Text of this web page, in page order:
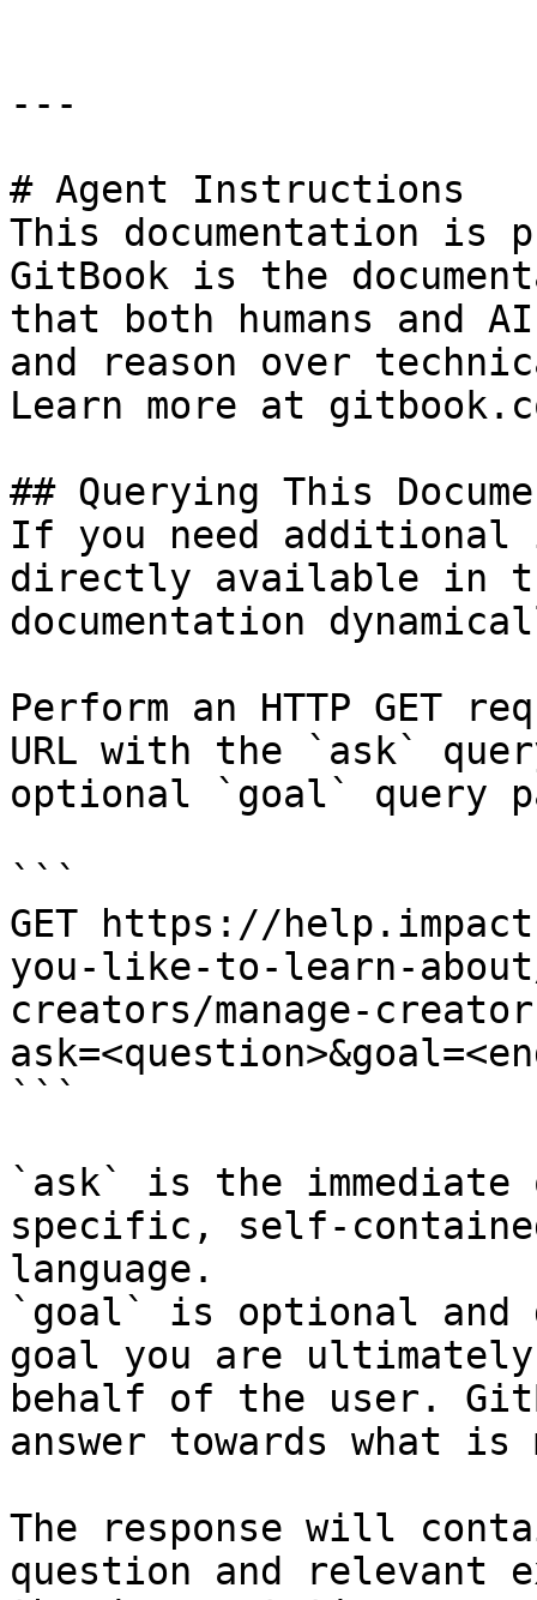
---
# Agent Instructions
This documentation is
GitBook is the
that both humans and
and reason over
Learn more at
## Querying This
If you need
directly available in
documentation
Perform an HTTP GET
URL with the `ask`
optional `goal` query
```
GET https://
you-like-to-learn-
creators/manage-
```
`ask` is the
specific, self-
language.
`goal` is optional and
goal you are
behalf of the user.
answer towards what
The response will
question and relevant